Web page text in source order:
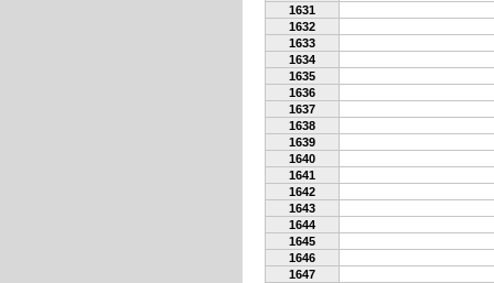
1631
1632
1633
1634
1635
1636
1637
1638
1639
1640
1641
1642
1643
1644
1645
1646
1647